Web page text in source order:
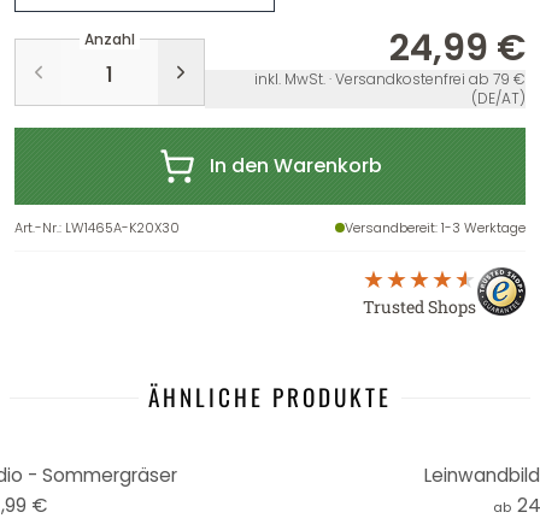
Anzahl 24,99 €
inkl. MwSt. · Versandkostenfrei ab 79 €
(DE/AT)
In den Warenkorb
Art.-Nr.: LW1465A-K20X30 Versandbereit: 1-3 Werktage
Trusted Shops
ÄHNLICHE PRODUKTE
- Sommergräser
€
ab